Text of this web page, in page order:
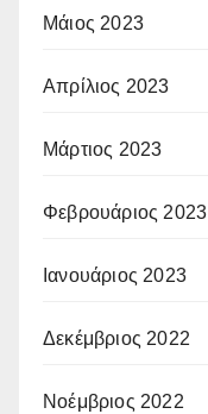
Μάιος 2023
Απρίλιος 2023
Μάρτιος 2023
Φεβρουάριος 2023
Ιανουάριος 2023
Δεκέμβριος 2022
Νοέμβριος 2022